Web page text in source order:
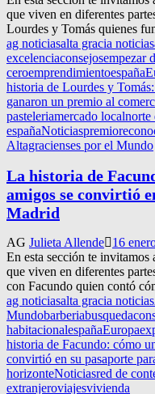
que viven en diferentes
Lourdes y Tomás quienes
ag noticiasalta gracia noticias
excelenciaconsejosempezar
ceroemprendimientoespaña
historia de Lourdes y
ganaron un premio al
pasteleriamercado localnorte
españaNoticiaspremio
Altagracienses por el Mundo
La historia de
amigos se convirtió
Madrid
AG Julieta Allende 16
En esta sección te invitamos
que viven en diferentes
con Facundo quien contó
ag noticiasalta gracia noticias
Mundobarberiabusqueda
habitacionalespañaEuropa
historia de Facundo: cómo
convirtió en su pasaporte
horizonteNoticiasred de
extranjeroviajesvivienda